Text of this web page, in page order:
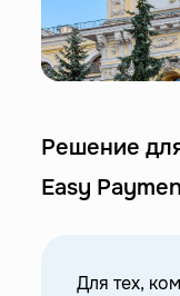
Решение
Easy
Для тех,